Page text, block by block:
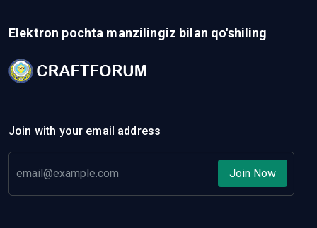
Elektron pochta manzilingiz bilan qo'shiling
Join with your email address
Join Now